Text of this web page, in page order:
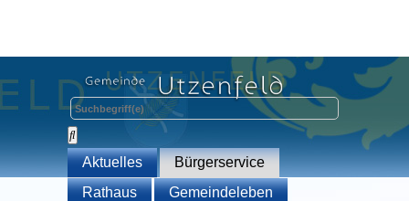
Aktuelles
Bürgerservice
Rathaus
Gemeindeleben